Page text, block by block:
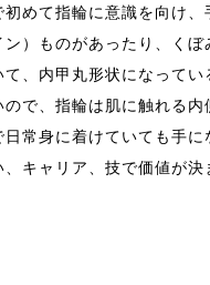
めて指輪に意識を向け
）ものがあったり、く
、内甲丸形状になって
で、指輪は肌に触れる
常身に着けていても手
キャリア、技で価値が決